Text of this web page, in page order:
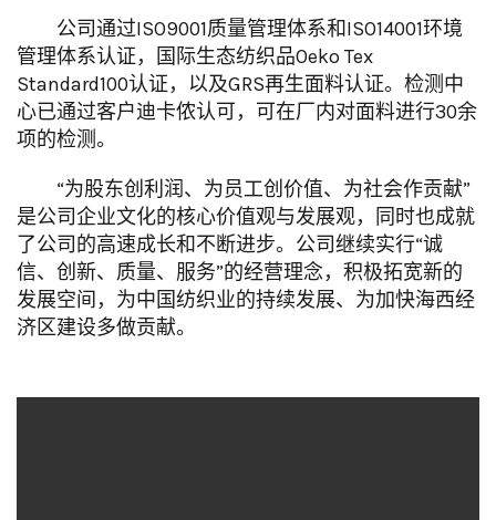
公司通过ISO9001质量管理体系和ISO14001环境
管理体系认证，国际生态纺织品Oeko Tex
Standard100认证，以及GRS再生面料认证。检测中
心已通过客户迪卡侬认可，可在厂内对面料进行30余
项的检测。
“为股东创利润、为员工创价值、为社会作贡献”
是公司企业文化的核心价值观与发展观，同时也成就
了公司的高速成长和不断进步。公司继续实行“诚
信、创新、质量、服务”的经营理念，积极拓宽新的
发展空间，为中国纺织业的持续发展、为加快海西经
济区建设多做贡献。